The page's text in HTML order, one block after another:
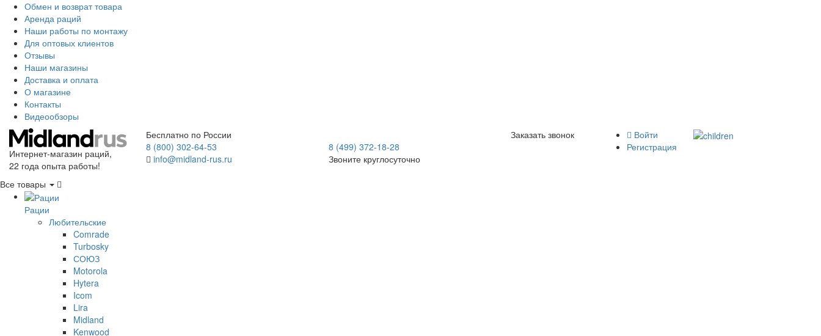
Обмен и возврат товара
Аренда раций
Наши работы по монтажу
Для оптовых клиентов
Отзывы
Наши магазины
Доставка и оплата
О магазине
Контакты
Видеообзоры
Интернет-магазин раций,
22 года опыта работы!
Бесплатно по России
8 (800) 302-64-53
info@midland-rus.ru
8 (499) 372-18-28
Звоните круглосуточно
Заказать звонок
Войти
Регистрация
Все товары
Рации
Любительские
Comrade
Turbosky
СОЮЗ
Motorola
Hytera
Icom
Lira
Midland
Kenwood